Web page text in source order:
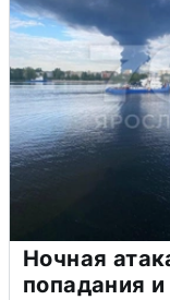
Ночная
попадания